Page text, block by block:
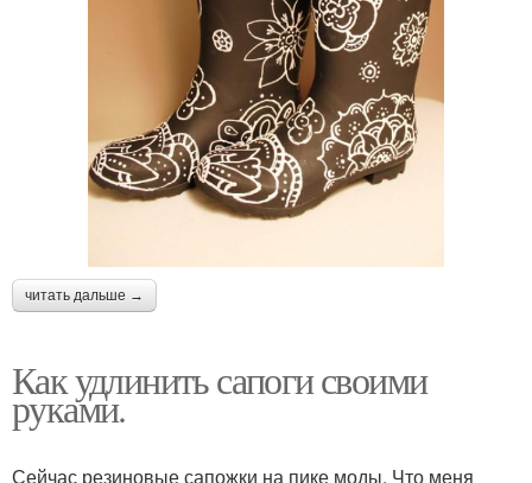
читать дальше →
Как удлинить сапоги своими
руками.
Сейчас резиновые сапожки на пике моды. Что меня